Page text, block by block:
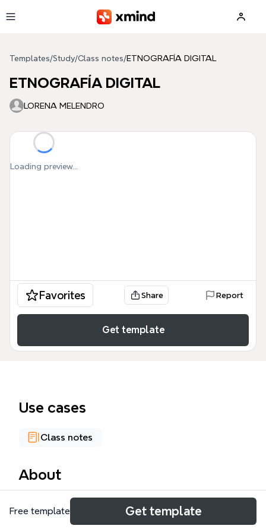
Templates/Study/Class notes/ETNOGRAFÍA DIGITAL
ETNOGRAFÍA DIGITAL
LORENA MELENDRO
Loading preview...
Favorites Share Report
Get template
Use cases
Class notes
About
Este mapa mental de ETNOGRAFÍA DIGITAL es una
herramienta académica exhaustiva diseñada para
Free template Get template